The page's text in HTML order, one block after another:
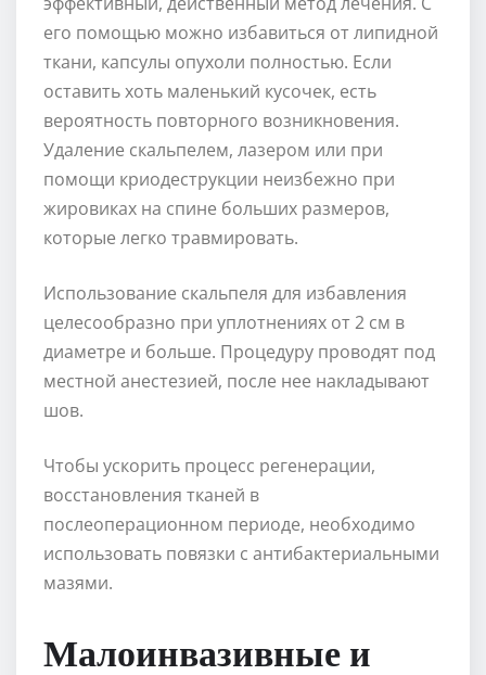
его помощью можно избавиться от липидной
ткани, капсулы опухоли полностью. Если
оставить хоть маленький кусочек, есть
вероятность повторного возникновения.
Удаление скальпелем, лазером или при
помощи криодеструкции неизбежно при
жировиках на спине больших размеров,
которые легко травмировать.
Использование скальпеля для избавления
целесообразно при уплотнениях от 2 см в
диаметре и больше. Процедуру проводят под
местной анестезией, после нее накладывают
шов.
Чтобы ускорить процесс регенерации,
восстановления тканей в
послеоперационном периоде, необходимо
использовать повязки с антибактериальными
мазями.
Малоинвазивные и